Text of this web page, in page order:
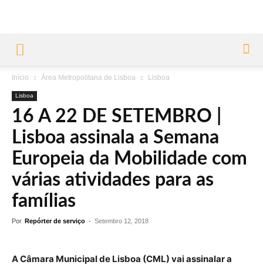
Início Área Metropolitana de Lisboa Lisboa
Lisboa
16 A 22 DE SETEMBRO |
Lisboa assinala a Semana
Europeia da Mobilidade com
várias atividades para as
famílias
Por Repórter de serviço - Setembro 12, 2018
A Câmara Municipal de Lisboa (CML) vai assinalar a